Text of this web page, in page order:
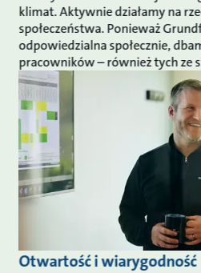
klimat. Aktywnie działamy na
społeczeństwa. Ponieważ
odpowiedzialna społecznie,
pracowników – również tych ze
Otwartość i wiarygodność